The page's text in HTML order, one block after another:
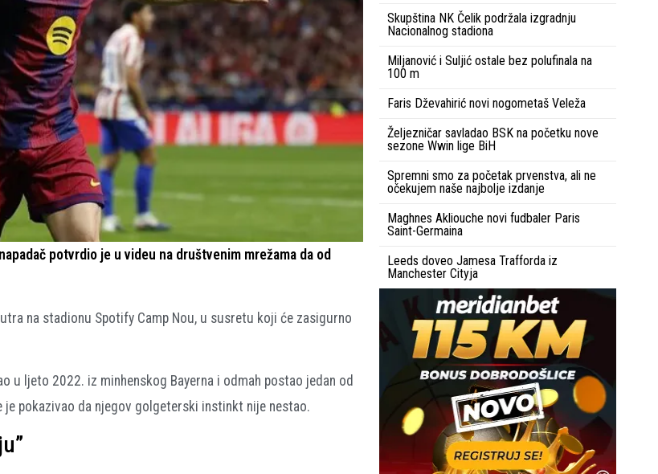
potvrdio je u videu na društvenim mrežama da od
na stadionu Spotify Camp Nou, u susretu koji će zasigurno
ljeto 2022. iz minhenskog Bayerna i odmah postao jedan od
je pokazivao da njegov golgeterski instinkt nije nestao.
Skupština NK Čelik podržala izgradnju
Nacionalnog stadiona
Miljanović i Suljić ostale bez polufinala na
100 m
Faris Dževahirić novi nogometaš Veleža
Željezničar savladao BSK na početku nove
sezone Wwin lige BiH
Spremni smo za početak prvenstva, ali ne
očekujem naše najbolje izdanje
Maghnes Akliouche novi fudbaler Paris
Saint-Germaina
Leeds doveo Jamesa Trafforda iz
Manchester Cityja